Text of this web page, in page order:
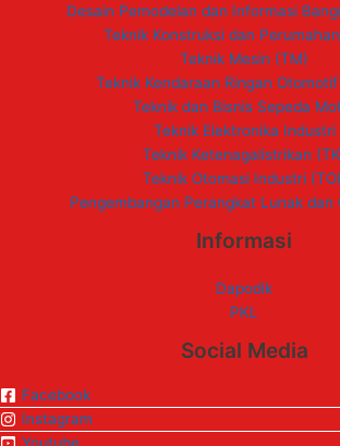
Desain Pemodelan dan Informasi
Teknik Konstruksi dan
Teknik Mesin (TM)
Teknik Kendaraan Ringan Otomotif
Teknik dan Bisnis Sepeda
Teknik Elektronika Industri
Teknik Ketenagalistrikan
Teknik Otomasi Industri
Pengembangan Perangkat Lunak dan
Informasi
Dapodik
PKL
Social Media
Facebook
Instagram